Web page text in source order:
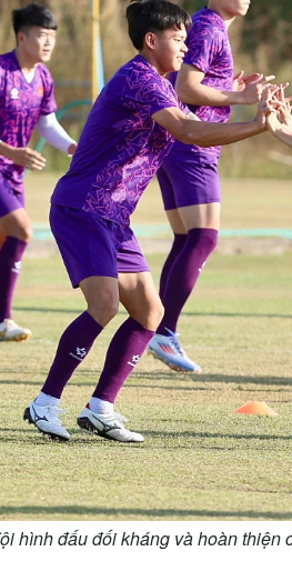
hình đấu đối kháng và hoàn